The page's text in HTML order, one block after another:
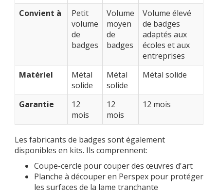
Convient à
Petit
volume
de
badges
Volume
moyen
de
badges
Volume élevé
de badges
adaptés aux
écoles et aux
entreprises
Matériel
Métal
solide
Métal
solide
Métal solide
Garantie
12
mois
12
mois
12 mois
Les fabricants de badges sont également
disponibles en kits. Ils comprennent:
Coupe-cercle pour couper des œuvres d'art
Planche à découper en Perspex pour protéger
les surfaces de la lame tranchante